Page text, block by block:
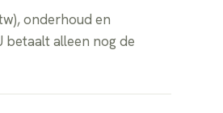
onderhoud en
alleen nog de